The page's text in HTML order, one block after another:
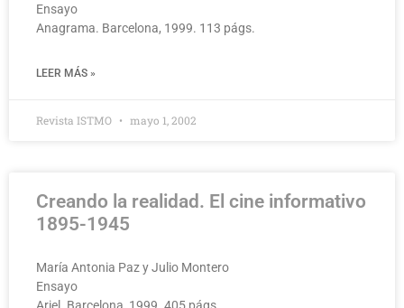
Ensayo
Anagrama. Barcelona, 1999. 113 págs.
LEER MÁS »
Revista ISTMO mayo 1, 2002
Creando la realidad. El cine informativo
1895-1945
María Antonia Paz y Julio Montero
Ensayo
Ariel. Barcelona, 1999. 405 págs.